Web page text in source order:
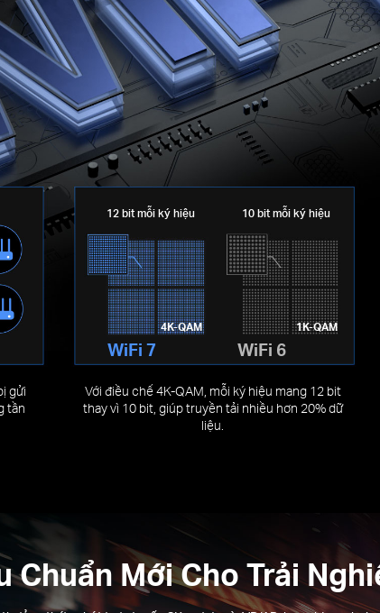
12 bit mỗi ký hiệu
4K-QAM
WiFi 7
10 bit mỗi ký hiệu
1K-QAM
WiFi 6
gửi
tần
Với điều chế 4K-QAM, mỗi ký hiệu mang 12 bit
thay vì 10 bit, giúp truyền tải nhiều hơn 20% dữ
liệu.
Chuẩn Mới Cho Trải